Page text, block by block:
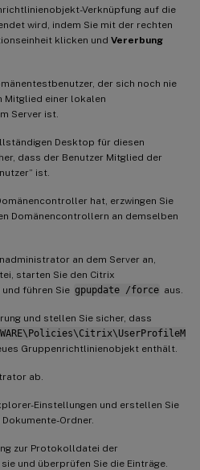
Verknüpfung auf die
wird, indem Sie mit der rechten
klicken und Vererbung
der sich noch nie
Mitglied einer lokalen
Server ist.
Desktop für diesen
dass der Benutzer Mitglied der
ist.
hat, erzwingen Sie
Domänencontrollern an demselben
an dem Server an,
starten Sie den Citrix
führen Sie gpupdate /force aus.
und stellen Sie sicher, dass
Gruppenrichtlinienobjekt enthält.
ab.
Einstellungen und erstellen Sie
Ordner.
zur Protokolldatei der
und überprüfen Sie die Einträge.